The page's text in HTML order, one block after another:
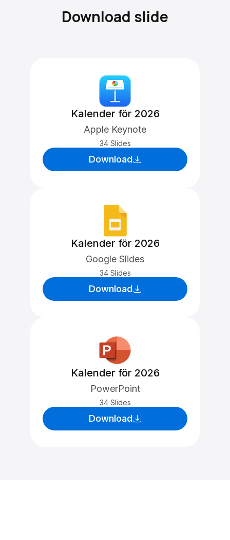
Download slide
Kalender för 2026
Apple Keynote
34 Slides
Download
Kalender för 2026
Google Slides
34 Slides
Download
Kalender för 2026
PowerPoint
34 Slides
Download